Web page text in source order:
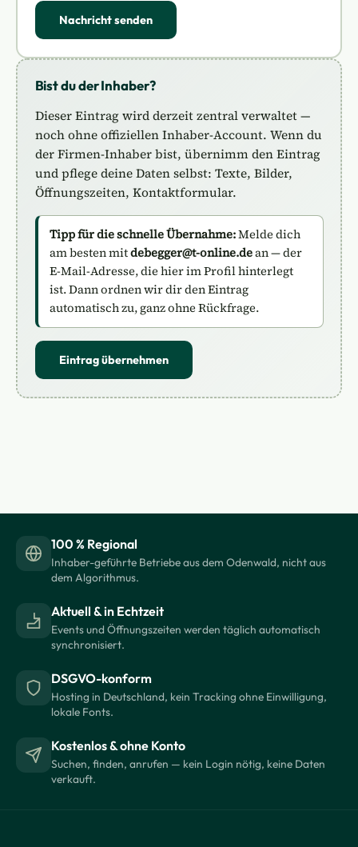
Nachricht senden
Bist du der Inhaber?
Dieser Eintrag wird derzeit zentral verwaltet —
noch ohne offiziellen Inhaber-Account. Wenn du
der Firmen-Inhaber bist, übernimm den Eintrag
und pflege deine Daten selbst: Texte, Bilder,
Öffnungszeiten, Kontaktformular.
Tipp für die schnelle Übernahme:Melde dich
am besten mitdebegger@t-online.dean — der
E-Mail-Adresse, die hier im Profil hinterlegt
ist. Dann ordnen wir dir den Eintrag
automatisch zu, ganz ohne Rückfrage.
Eintrag übernehmen
100 % Regional
Inhaber-geführte Betriebe aus dem Odenwald, nicht aus
dem Algorithmus.
Aktuell & in Echtzeit
Events und Öffnungszeiten werden täglich automatisch
synchronisiert.
DSGVO-konform
Hosting in Deutschland, kein Tracking ohne Einwilligung,
lokale Fonts.
Kostenlos & ohne Konto
Suchen, finden, anrufen — kein Login nötig, keine Daten
verkauft.